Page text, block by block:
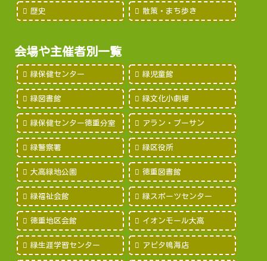
歴史 散策・まち歩き
会場や主催者別一覧
緑保健センター 緑児童館
緑図書館 緑文化小劇場
緑保健センター徳重分室 アラン・プーサン
緑警察署 緑区役所
大高緑地公園 徳重図書館
緑福祉会館 緑スポーツセンター
徳重地区会館 イオンモール大高
緑生涯学習センター アピタ鳴海店